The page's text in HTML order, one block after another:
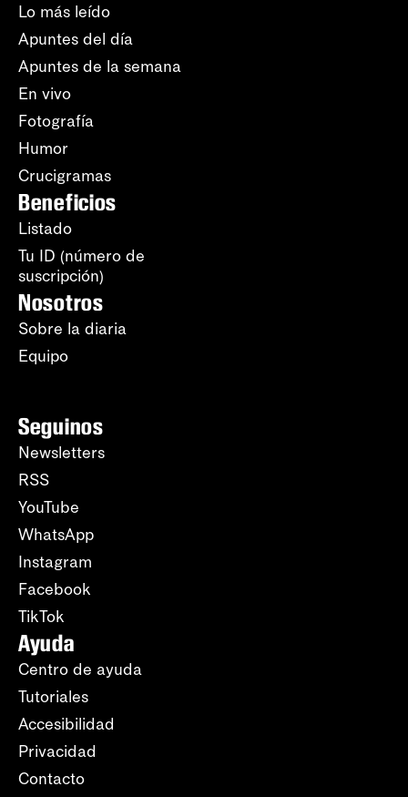
Lo más leído
Apuntes del día
Apuntes de la semana
En vivo
Fotografía
Humor
Crucigramas
Beneficios
Listado
Tu ID (número de
suscripción)
Nosotros
Sobre la diaria
Equipo
Seguinos
Newsletters
RSS
YouTube
WhatsApp
Instagram
Facebook
TikTok
Ayuda
Centro de ayuda
Tutoriales
Accesibilidad
Privacidad
Contacto